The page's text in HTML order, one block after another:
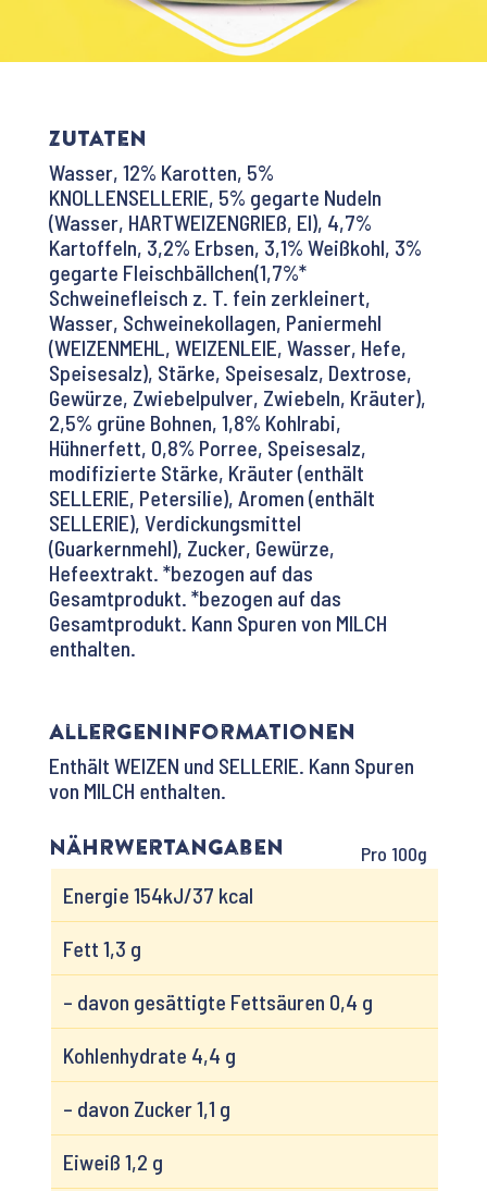
Zutaten
Wasser, 12% Karotten, 5%
KNOLLENSELLERIE, 5% gegarte Nudeln
(Wasser, HARTWEIZENGRIEß, EI), 4,7%
Kartoffeln, 3,2% Erbsen, 3,1% Weißkohl, 3%
gegarte Fleischbällchen(1,7%*
Schweinefleisch z. T. fein zerkleinert,
Wasser, Schweinekollagen, Paniermehl
(WEIZENMEHL, WEIZENLEIE, Wasser, Hefe,
Speisesalz), Stärke, Speisesalz, Dextrose,
Gewürze, Zwiebelpulver, Zwiebeln, Kräuter),
2,5% grüne Bohnen, 1,8% Kohlrabi,
Hühnerfett, 0,8% Porree, Speisesalz,
modifizierte Stärke, Kräuter (enthält
SELLERIE, Petersilie), Aromen (enthält
SELLERIE), Verdickungsmittel
(Guarkernmehl), Zucker, Gewürze,
Hefeextrakt. *bezogen auf das
Gesamtprodukt. *bezogen auf das
Gesamtprodukt. Kann Spuren von MILCH
enthalten.
Allergeninformationen
Enthält WEIZEN und SELLERIE. Kann Spuren
von MILCH enthalten.
Nährwertangaben Pro 100g
Energie 154kJ/37 kcal
Fett 1,3 g
– davon gesättigte Fettsäuren 0,4 g
Kohlenhydrate 4,4 g
– davon Zucker 1,1 g
Eiweiß 1,2 g